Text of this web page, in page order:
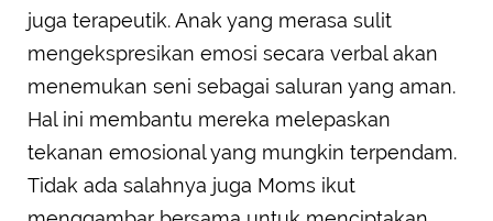
juga terapeutik. Anak yang merasa sulit
mengekspresikan emosi secara verbal akan
menemukan seni sebagai saluran yang aman.
Hal ini membantu mereka melepaskan
tekanan emosional yang mungkin terpendam.
Tidak ada salahnya juga Moms ikut